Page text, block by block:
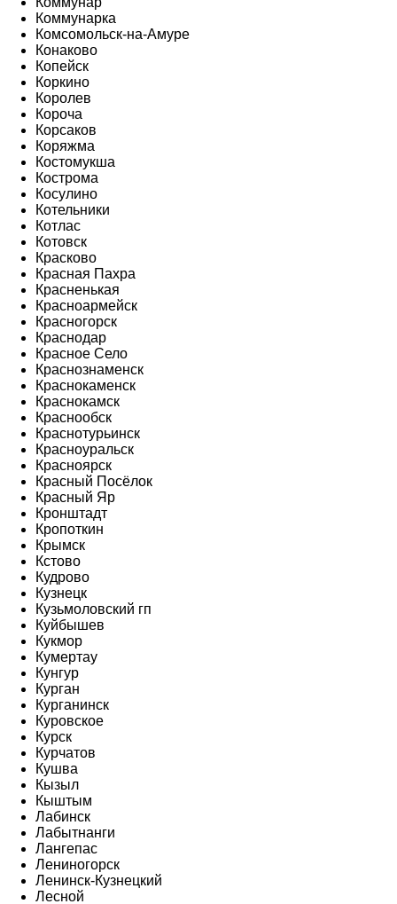
Коммунарка
Комсомольск-на-Амуре
Конаково
Копейск
Коркино
Королев
Короча
Корсаков
Коряжма
Костомукша
Кострома
Косулино
Котельники
Котлас
Котовск
Красково
Красная Пахра
Красненькая
Красноармейск
Красногорск
Краснодар
Красное Село
Краснознаменск
Краснокаменск
Краснокамск
Краснообск
Краснотурьинск
Красноуральск
Красноярск
Красный Посёлок
Красный Яр
Кронштадт
Кропоткин
Крымск
Кстово
Кудрово
Кузнецк
Кузьмоловский гп
Куйбышев
Кукмор
Кумертау
Кунгур
Курган
Курганинск
Куровское
Курск
Курчатов
Кушва
Кызыл
Кыштым
Лабинск
Лабытнанги
Лангепас
Лениногорск
Ленинск-Кузнецкий
Лесной